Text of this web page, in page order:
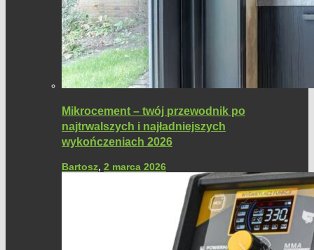
Mikrocement – twój przewodnik po
najtrwalszych i najładniejszych
wykończeniach 2026
Bartosz, 2 marca 2026